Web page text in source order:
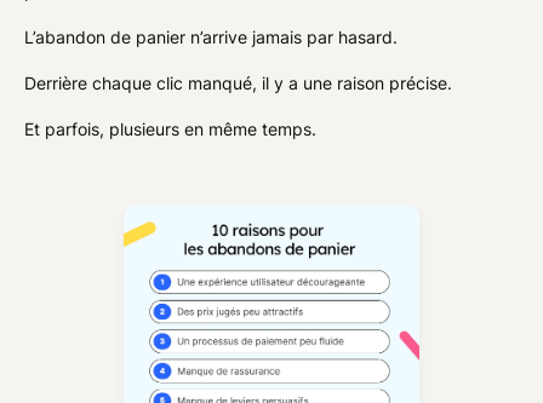
L’abandon de panier n’arrive jamais par hasard.
Derrière chaque clic manqué, il y a une raison précise.
Et parfois, plusieurs en même temps.